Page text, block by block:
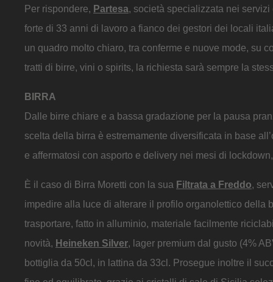
Per rispondere, Partesa, società specializzata nei
forte di 33 anni di lavoro a fianco dei gestori dei locali
un quadro molto chiaro, tra conferme e nuove mode, su
tratti di birre, vini o spirits, la richiesta sarà sempre la
BIRRA
Dalle birre chiare e a bassa gradazione per la pausa
scelta della birra è estremamente diversificata in base
e affermatosi con asporto e delivery nei mesi di
È il caso di Birra Moretti con la sua Filtrata a Freddo,
impedire alla luce di alterare il profilo organolettico della
trasportare, fatto in alluminio, materiale facilmente
novità, Heineken Silver, lager premium dal gusto (4%
bottiglia da 50cl, in lattina da 33cl. Prosegue inoltre il